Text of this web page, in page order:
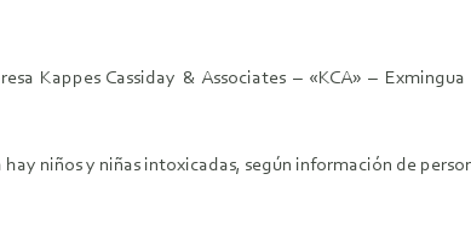
Kappes Cassiday & Associates – «KCA» –
niños y niñas intoxicadas, según información de